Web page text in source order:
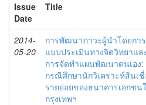
Issue
Date
Title
2014-
05-20
การพัฒนาภาวะผู้นำโดยกา
แบบประเมินทางจิตวิทยาแล
การจัดทำแผนพัฒนาตนเอง:
กรณีศึกษานักวิเคราะห์สินเ
รายย่อยของธนาคารเอกชน
กรุงเทพฯ